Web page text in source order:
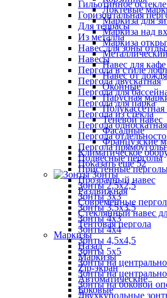
Локтевые
Маркиза для
Маркиза над
Маркиза
Навес для кафе
Навес от дождя
Оконные
Парусная
Полукассетная
Теневой навес
Фасадные
Французские
Климатическое
Показать ещё 52
Зонты
Зонты 2,5х2,5
Зонты 3х3
Зонты 3,5х3,5
Зонты 4х3
Зонты 4х4
Зонты 4,5х4,5
Зонты 5х5
Зонты на
Зонты на
Зонты на боковой
Двухкупольные
Гильотинное
Горизонтальная
Для террасы
Из металла
Навес для зоны
Навесы
Пергола в стиле
Пергола двускатная
Пергола для
Пергола для парка
Пергола из стекла
Пергола односкатная
Пергола
Пергола
Подвесные перголы
Пристенные
Прозрачный навес
Раздвижная
Современные
Стеклянный навес
Тентовая пергола
Маркизы
Назад
Маркизы
Zip-экран
Автоматические
Боковые